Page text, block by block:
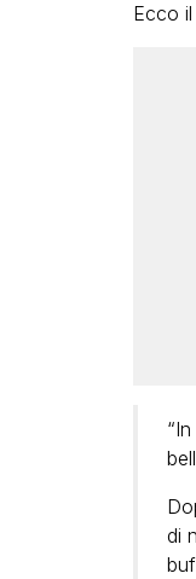
Ecco
di